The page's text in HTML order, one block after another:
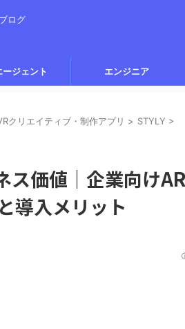
ログ
ジェント エンジニア
クリエイティブ・制作アプリ > STYLY >
ス価値｜企業向け
導入メリット